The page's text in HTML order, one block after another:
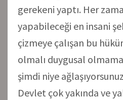
gerekeni yaptı. Her
yapabileceği en insani
çizmeye çalışan bu
olmalı duygusal
şimdi niye
Devlet çok yakında ve